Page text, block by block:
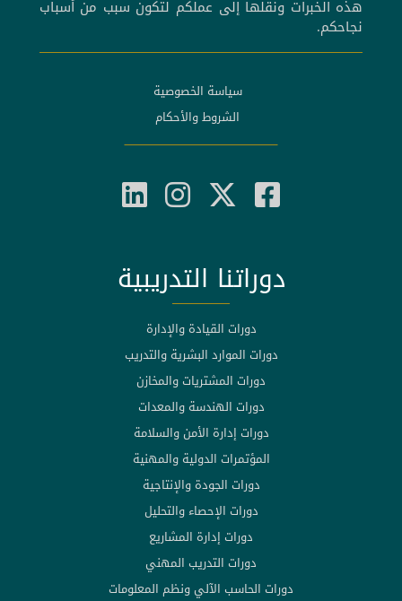
هذه الخبرات ونقلها إلى عملكم لتكون سبب من أسباب
نجاحكم.
سياسة الخصوصية
الشروط والأحكام
دوراتنا التدريبية
دورات القيادة والإدارة
دورات الموارد البشرية والتدريب
دورات المشتريات والمخازن
دورات الهندسة والمعدات
دورات إدارة الأمن والسلامة
المؤتمرات الدولية والمهنية
دورات الجودة والإنتاجية
دورات الإحصاء والتحليل
دورات إدارة المشاريع
دورات التدريب المهني
دورات الحاسب الآلي ونظم المعلومات